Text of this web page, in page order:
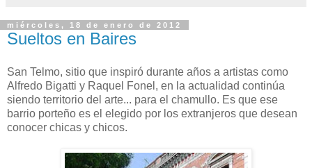
miércoles, 18 de enero de 2012
Sueltos en Baires
San Telmo, sitio que inspiró durante años a artistas como
Alfredo Bigatti y Raquel Fonel, en la actualidad continúa
siendo territorio del arte... para el chamullo. Es que ese
barrio porteño es el elegido por los extranjeros que desean
conocer chicas y chicos.